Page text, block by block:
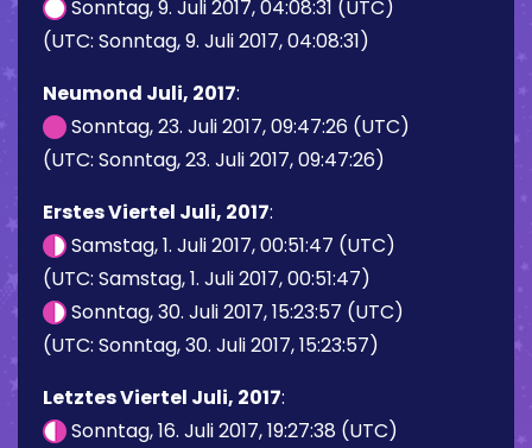
Sonntag, 9. Juli 2017, 04:08:31 (UTC)
(UTC: Sonntag, 9. Juli 2017, 04:08:31)
Neumond Juli, 2017:
Sonntag, 23. Juli 2017, 09:47:26 (UTC)
(UTC: Sonntag, 23. Juli 2017, 09:47:26)
Erstes Viertel Juli, 2017:
Samstag, 1. Juli 2017, 00:51:47 (UTC)
(UTC: Samstag, 1. Juli 2017, 00:51:47)
Sonntag, 30. Juli 2017, 15:23:57 (UTC)
(UTC: Sonntag, 30. Juli 2017, 15:23:57)
Letztes Viertel Juli, 2017:
Sonntag, 16. Juli 2017, 19:27:38 (UTC)